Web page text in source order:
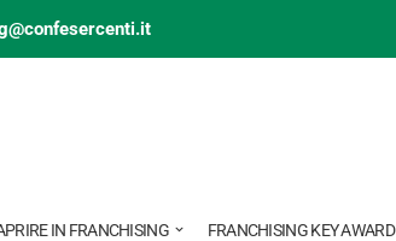
IN FRANCHISING FRANCHISING KEY AWARD